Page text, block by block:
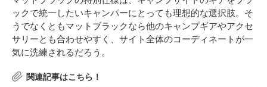
ックで統一したいキャンパーにとっても理想的な選択肢。そ
うでなくともマットブラックなら他のキャンプギアやアクセ
サリーとも合わせやすく、サイト全体のコーディネートが一
気に洗練されるだろう。